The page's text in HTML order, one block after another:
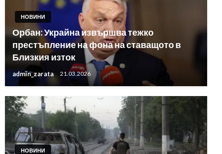
НОВИНИ
Орбан: Украйна извършва тежко
престъпление на фона на ставащото в
Близкия изток
admin_zarata 21.03.2026
НОВИНИ